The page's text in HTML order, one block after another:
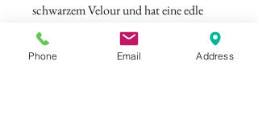
schwarzem Velour und hat eine edle
Kristallkette als Riemchenverschluss.
Farbe: Schwarz
Phone Email Address